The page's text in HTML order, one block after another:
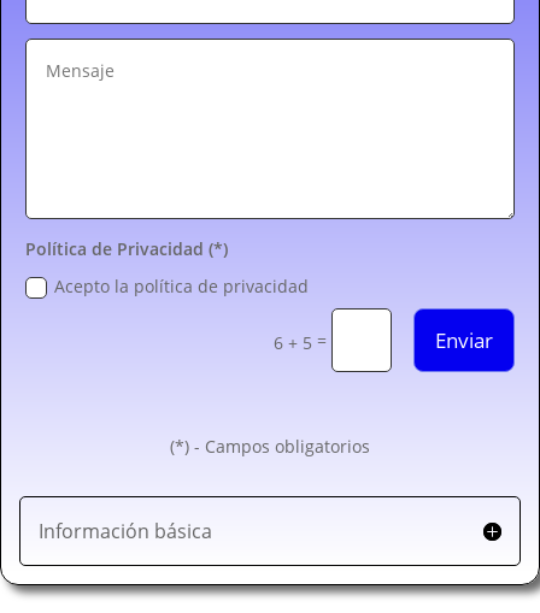
Política de Privacidad (*)
Acepto la política de privacidad
6 + 5 = Enviar
(*) - Campos obligatorios
Información básica